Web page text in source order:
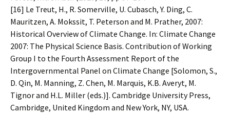
[16] Le Treut, H., R. Somerville, U. Cubasch, Y. Ding, C.
Mauritzen, A. Mokssit, T. Peterson and M. Prather, 2007:
Historical Overview of Climate Change. In: Climate Change
2007: The Physical Science Basis. Contribution of Working
Group I to the Fourth Assessment Report of the
Intergovernmental Panel on Climate Change [Solomon, S.,
D. Qin, M. Manning, Z. Chen, M. Marquis, K.B. Averyt, M.
Tignor and H.L. Miller (eds.)]. Cambridge University Press,
Cambridge, United Kingdom and New York, NY, USA.